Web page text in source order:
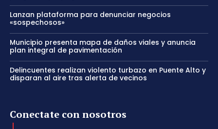
Lanzan plataforma para denunciar negocios
«sospechosos»
Municipio presenta mapa de daños viales y anuncia
plan integral de pavimentación
Delincuentes realizan violento turbazo en Puente Alto y
disparan al aire tras alerta de vecinos
Conectate con nosotros